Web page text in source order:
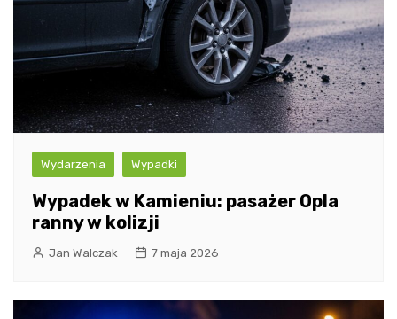
Wydarzenia Wypadki
Wypadek w Kamieniu: pasażer Opla
ranny w kolizji
Jan Walczak 7 maja 2026